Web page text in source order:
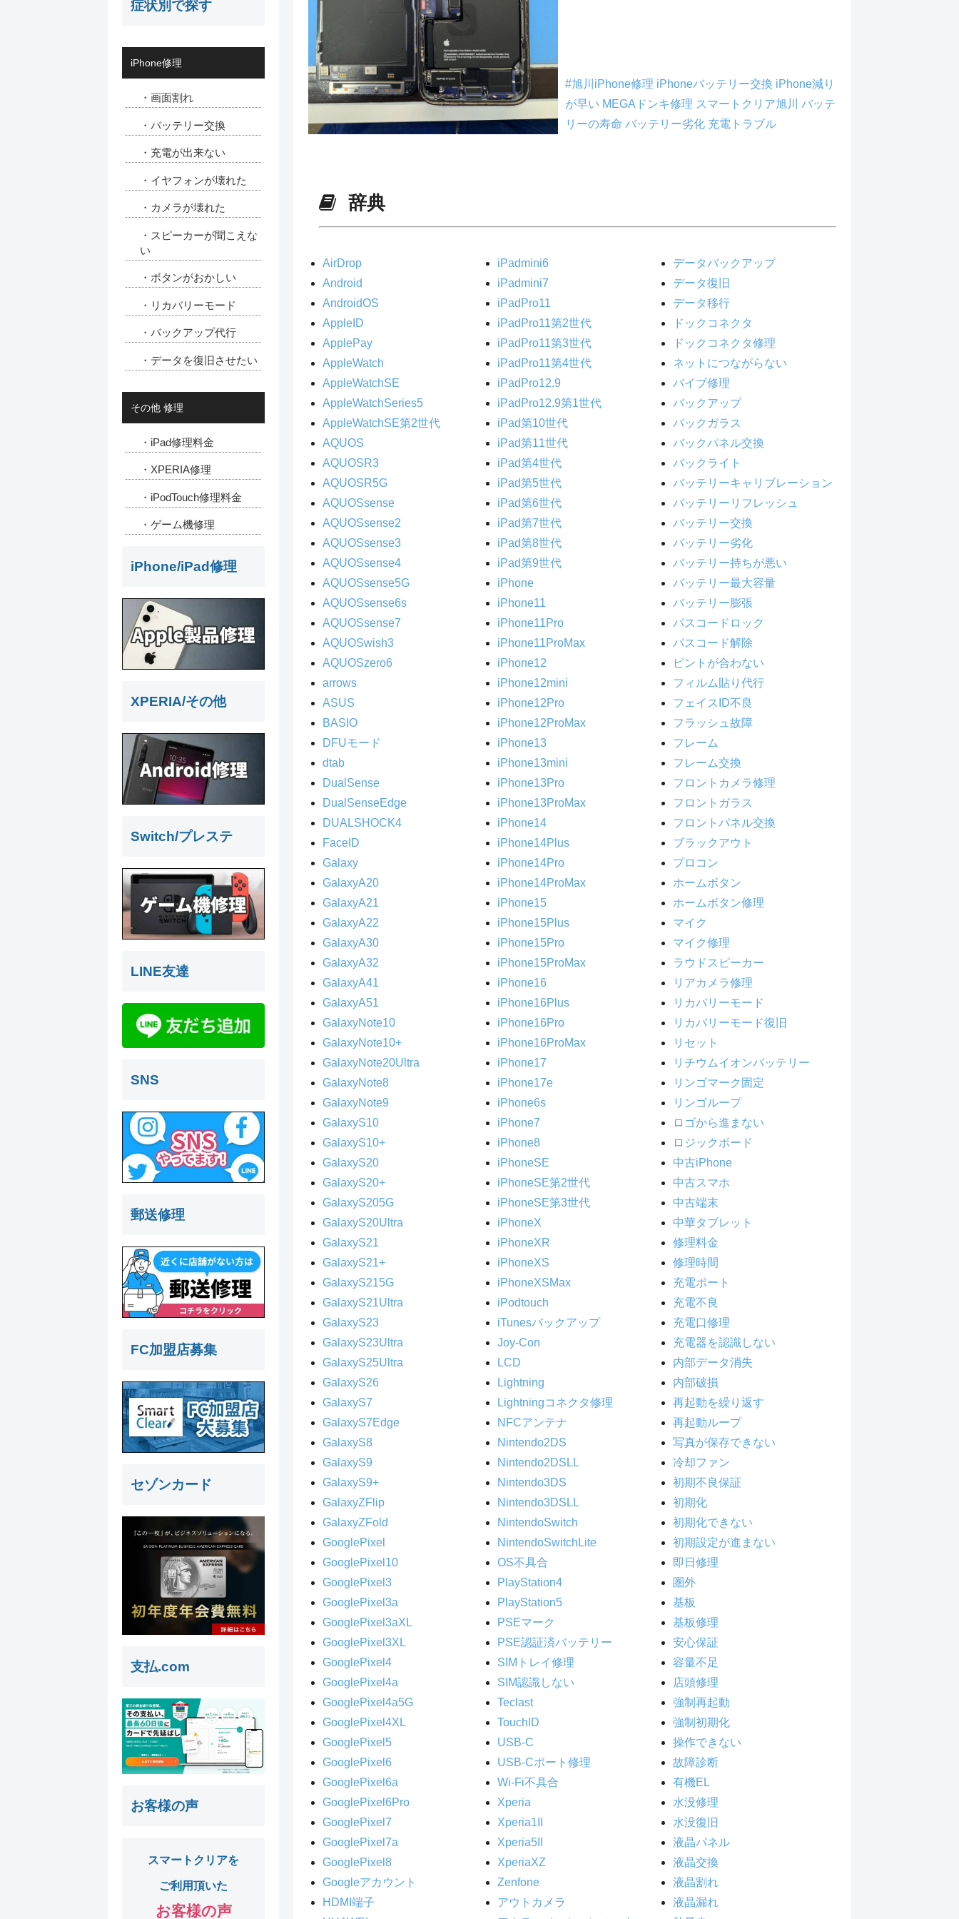
#旭川iPhone修理 iPhoneバッテリー交換 iPhone減り
が早い MEGAドンキ修理 スマートクリア旭川 バッテ
リーの寿命 バッテリー劣化 充電トラブル
辞典
AirDrop
Android
AndroidOS
AppleID
ApplePay
AppleWatch
AppleWatchSE
AppleWatchSeries5
AppleWatchSE第2世代
AQUOS
AQUOSR3
AQUOSR5G
AQUOSsense
AQUOSsense2
AQUOSsense3
AQUOSsense4
AQUOSsense5G
AQUOSsense6s
AQUOSsense7
AQUOSwish3
AQUOSzero6
arrows
ASUS
BASIO
DFUモード
dtab
DualSense
DualSenseEdge
DUALSHOCK4
FaceID
Galaxy
GalaxyA20
GalaxyA21
GalaxyA22
GalaxyA30
GalaxyA32
GalaxyA41
GalaxyA51
GalaxyNote10
GalaxyNote10+
GalaxyNote20Ultra
GalaxyNote8
GalaxyNote9
GalaxyS10
GalaxyS10+
GalaxyS20
GalaxyS20+
GalaxyS205G
GalaxyS20Ultra
GalaxyS21
GalaxyS21+
GalaxyS215G
GalaxyS21Ultra
GalaxyS23
GalaxyS23Ultra
GalaxyS25Ultra
GalaxyS26
GalaxyS7
GalaxyS7Edge
GalaxyS8
GalaxyS9
GalaxyS9+
GalaxyZFlip
GalaxyZFold
GooglePixel
GooglePixel10
GooglePixel3
GooglePixel3a
GooglePixel3aXL
GooglePixel3XL
GooglePixel4
GooglePixel4a
GooglePixel4a5G
GooglePixel4XL
GooglePixel5
GooglePixel6
GooglePixel6a
GooglePixel6Pro
GooglePixel7
GooglePixel7a
GooglePixel8
Googleアカウント
HDMI端子
iPadmini6
iPadmini7
iPadPro11
iPadPro11第2世代
iPadPro11第3世代
iPadPro11第4世代
iPadPro12.9
iPadPro12.9第1世代
iPad第10世代
iPad第11世代
iPad第4世代
iPad第5世代
iPad第6世代
iPad第7世代
iPad第8世代
iPad第9世代
iPhone
iPhone11
iPhone11Pro
iPhone11ProMax
iPhone12
iPhone12mini
iPhone12Pro
iPhone12ProMax
iPhone13
iPhone13mini
iPhone13Pro
iPhone13ProMax
iPhone14
iPhone14Plus
iPhone14Pro
iPhone14ProMax
iPhone15
iPhone15Plus
iPhone15Pro
iPhone15ProMax
iPhone16
iPhone16Plus
iPhone16Pro
iPhone16ProMax
iPhone17
iPhone17e
iPhone6s
iPhone7
iPhone8
iPhoneSE
iPhoneSE第2世代
iPhoneSE第3世代
iPhoneX
iPhoneXR
iPhoneXS
iPhoneXSMax
iPodtouch
iTunesバックアップ
Joy-Con
LCD
Lightning
Lightningコネクタ修理
NFCアンテナ
Nintendo2DS
Nintendo2DSLL
Nintendo3DS
Nintendo3DSLL
NintendoSwitch
NintendoSwitchLite
OS不具合
PlayStation4
PlayStation5
PSEマーク
PSE認証済バッテリー
SIMトレイ修理
SIM認識しない
Teclast
TouchID
USB-C
USB-Cポート修理
Wi-Fi不具合
Xperia
Xperia1II
Xperia5II
XperiaXZ
Zenfone
アウトカメラ
データバックアップ
データ復旧
データ移行
ドックコネクタ
ドックコネクタ修理
ネットにつながらない
バイブ修理
バックアップ
バックガラス
バックパネル交換
バックライト
バッテリーキャリブレーション
バッテリーリフレッシュ
バッテリー交換
バッテリー劣化
バッテリー持ちが悪い
バッテリー最大容量
バッテリー膨張
パスコードロック
パスコード解除
ピントが合わない
フィルム貼り代行
フェイスID不良
フラッシュ故障
フレーム
フレーム交換
フロントカメラ修理
フロントガラス
フロントパネル交換
ブラックアウト
プロコン
ホームボタン
ホームボタン修理
マイク
マイク修理
ラウドスピーカー
リアカメラ修理
リカバリーモード
リカバリーモード復旧
リセット
リチウムイオンバッテリー
リンゴマーク固定
リンゴループ
ロゴから進まない
ロジックボード
中古iPhone
中古スマホ
中古端末
中華タブレット
修理料金
修理時間
充電ポート
充電不良
充電口修理
充電器を認識しない
内部データ消失
内部破損
再起動を繰り返す
再起動ループ
写真が保存できない
冷却ファン
初期不良保証
初期化
初期化できない
初期設定が進まない
即日修理
圏外
基板
基板修理
安心保証
容量不足
店頭修理
強制再起動
強制初期化
操作できない
故障診断
有機EL
水没修理
水没復旧
液晶パネル
液晶交換
液晶割れ
液晶漏れ
症状別で探す
iPhone修理
・画面割れ
・バッテリー交換
・充電が出来ない
・イヤフォンが壊れた
・カメラが壊れた
・スピーカーが聞こえな
い
・ボタンがおかしい
・リカバリーモード
・バックアップ代行
・データを復旧させたい
その他 修理
・iPad修理料金
・XPERIA修理
・iPodTouch修理料金
・ゲーム機修理
iPhone/iPad修理
XPERIA/その他
Switch/プレステ
LINE友達
SNS
郵送修理
FC加盟店募集
セゾンカード
支払.com
お客様の声
スマートクリアを
ご利用頂いた
お客様の声